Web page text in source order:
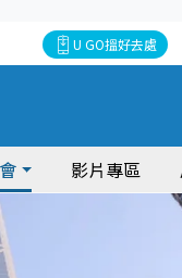
U GO搵好去處
影片專區